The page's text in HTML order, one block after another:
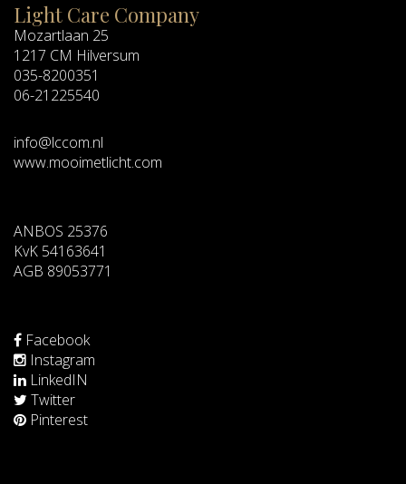
Light Care Company
Mozartlaan 25
1217 CM Hilversum
035-8200351
06-21225540
info@lccom.nl
www.mooimetlicht.com
ANBOS 25376
KvK 54163641
AGB 89053771
Facebook
Instagram
LinkedIN
Twitter
Pinterest